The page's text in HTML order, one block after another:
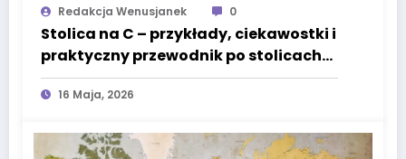
Redakcja Wenusjanek 0
Stolica na C – przykłady, ciekawostki i
praktyczny przewodnik po stolicach
świata
16 Maja, 2026